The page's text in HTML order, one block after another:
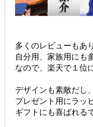
多くのレビューもあ
自分用、家族用にも
なので、楽天で１位
デザインも素敵だし、
プレゼント用にラッ
ギフトにも喜ばれる